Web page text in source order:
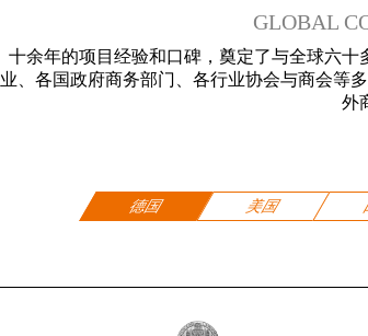
GLOBAL
十余年的项目经验和口碑，奠定了与全球六
业、各国政府商务部门、各行业协会与商会等
外
德国 美国